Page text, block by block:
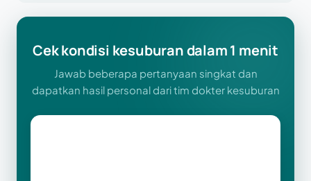
Cek kondisi kesuburan dalam 1 menit
Jawab beberapa pertanyaan singkat dan
dapatkan hasil personal dari tim dokter kesuburan